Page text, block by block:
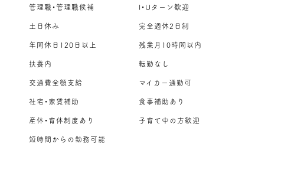
管理職・管理職候補 I・Uターン歓迎
土日休み 完全週休2日制
年間休日120日以上 残業月10時間以内
扶養内 転勤なし
交通費全額支給 マイカー通勤可
社宅・家賃補助 食事補助あり
産休・育休制度あり 子育て中の方歓迎
短時間からの勤務可能